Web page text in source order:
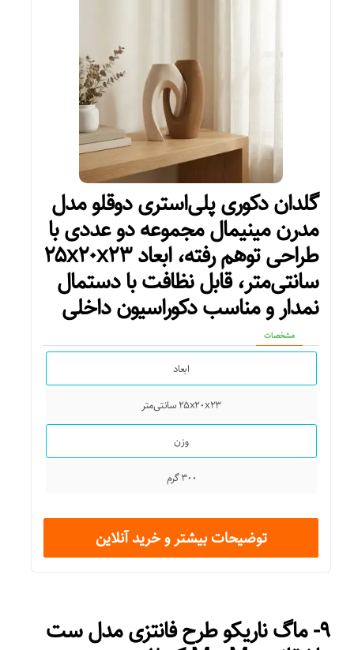
گلدان دکوری پلی‌استری دوقلو مدل
مدرن مینیمال مجموعه دو عددی با
طراحی توهم رفته، ابعاد ۲۵x۲۰x۲۳
سانتی‌متر، قابل نظافت با دستمال
نمدار و مناسب دکوراسیون داخلی
مشخصات
ابعاد
۲۵x۲۰x۲۳ سانتی‌متر
وزن
۳۰۰ گرم
توضیحات بیشتر و خرید آنلاین
۹- ماگ ناریکو طرح فانتزی مدل ست